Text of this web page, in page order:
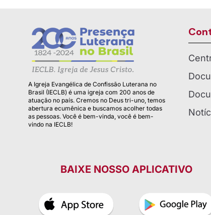
A Igreja Evangélica de Confissão Luterana no
Brasil (IECLB) é uma igreja com 200 anos de
atuação no país. Cremos no Deus tri-uno, temos
abertura ecumênica e buscamos acolher todas
as pessoas. Você é bem-vinda, você é bem-
vindo na IECLB!
BAIXE NOSSO APLICATIVO